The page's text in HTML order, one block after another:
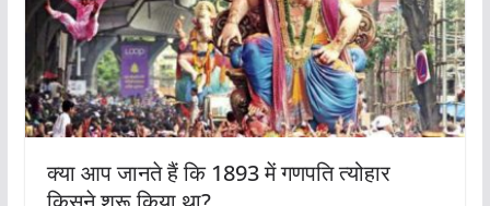
क्या आप जानते हैं कि 1893 में गणपति त्योहार